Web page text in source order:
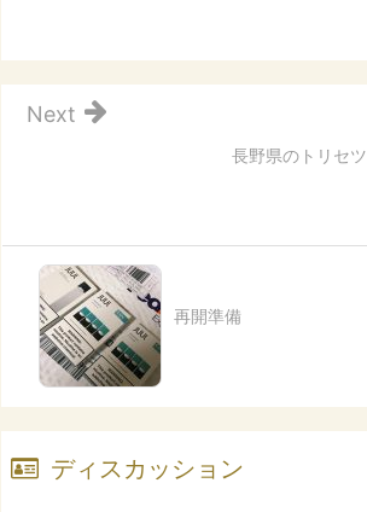
長野県のトリセツ
Next
再開準備
ディスカッション